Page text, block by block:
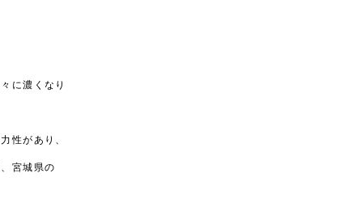
に濃くなり
性があり、
宮城県の